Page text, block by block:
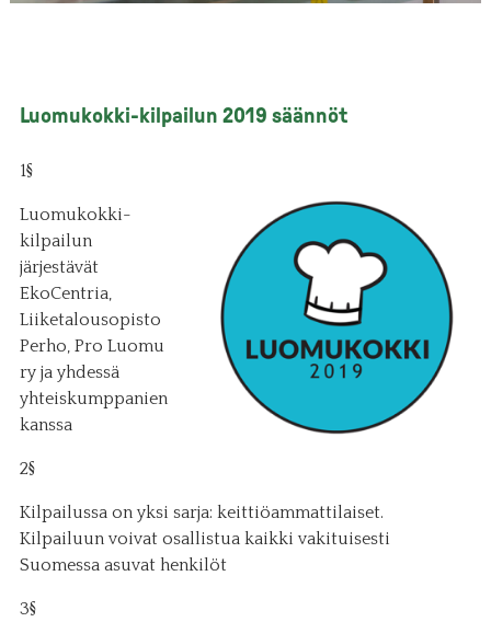
Luomukokki-kilpailun 2019 säännöt
1§
Luomukokki-
kilpailun
järjestävät
EkoCentria,
Liiketalousopisto
Perho, Pro Luomu
ry ja yhdessä
yhteiskumppanien
kanssa
2§
Kilpailussa on yksi sarja: keittiöammattilaiset.
Kilpailuun voivat osallistua kaikki vakituisesti
Suomessa asuvat henkilöt
3§